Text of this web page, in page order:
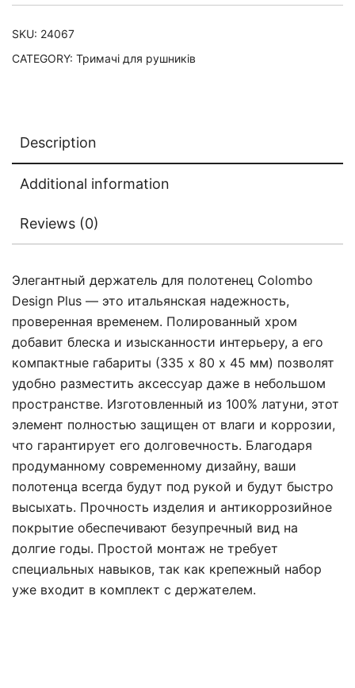
SKU: 24067
CATEGORY: Тримачі для рушників
Description
Additional information
Reviews (0)
Элегантный держатель для полотенец Colombo
Design Plus — это итальянская надежность,
проверенная временем. Полированный хром
добавит блеска и изысканности интерьеру, а его
компактные габариты (335 х 80 x 45 мм) позволят
удобно разместить аксессуар даже в небольшом
пространстве. Изготовленный из 100% латуни, этот
элемент полностью защищен от влаги и коррозии,
что гарантирует его долговечность. Благодаря
продуманному современному дизайну, ваши
полотенца всегда будут под рукой и будут быстро
высыхать. Прочность изделия и антикоррозийное
покрытие обеспечивают безупречный вид на
долгие годы. Простой монтаж не требует
специальных навыков, так как крепежный набор
уже входит в комплект с держателем.